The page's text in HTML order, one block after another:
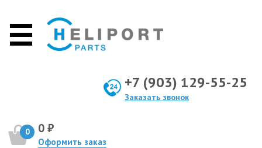
+7 (903) 129-55-25
Заказать звонок
0 0 ₽
Оформить заказ